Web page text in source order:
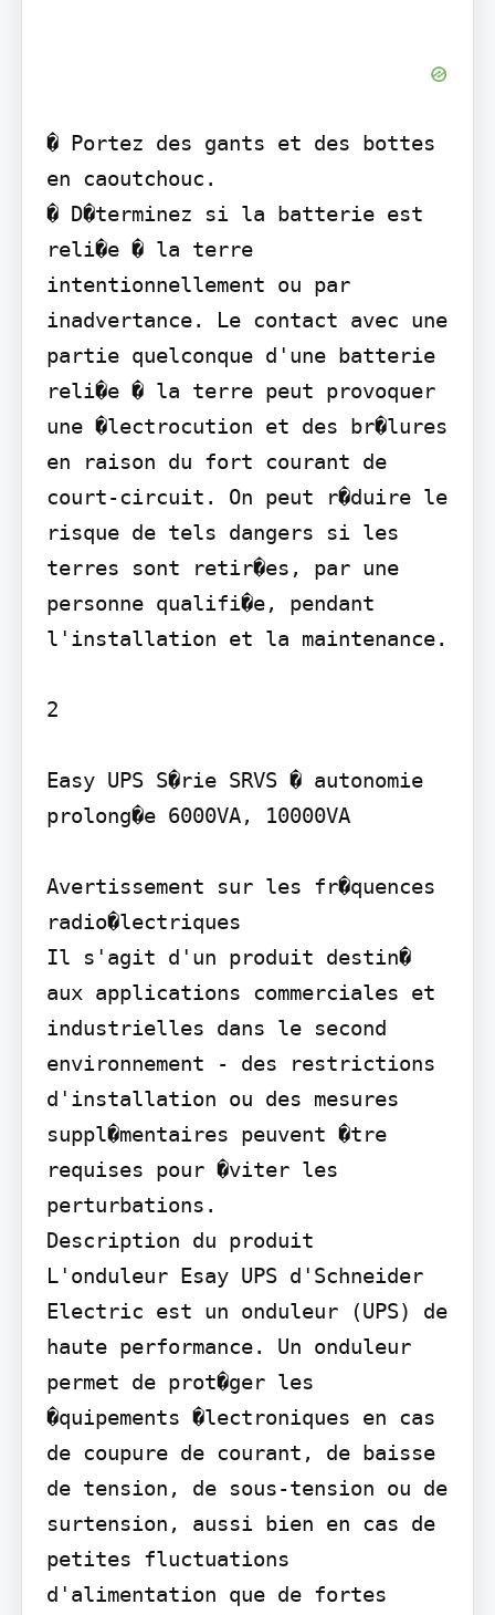
� Portez des gants et des bottes
en caoutchouc.
� D�terminez si la batterie est
reli�e � la terre
intentionnellement ou par
inadvertance. Le contact avec une
partie quelconque d'une batterie
reli�e � la terre peut provoquer
une �lectrocution et des br�lures
en raison du fort courant de
court-circuit. On peut r�duire le
risque de tels dangers si les
terres sont retir�es, par une
personne qualifi�e, pendant
l'installation et la maintenance.
2
Easy UPS S�rie SRVS � autonomie
prolong�e 6000VA, 10000VA
Avertissement sur les fr�quences
radio�lectriques
Il s'agit d'un produit destin�
aux applications commerciales et
industrielles dans le second
environnement - des restrictions
d'installation ou des mesures
suppl�mentaires peuvent �tre
requises pour �viter les
perturbations.
Description du produit
L'onduleur Esay UPS d'Schneider
Electric est un onduleur (UPS) de
haute performance. Un onduleur
permet de prot�ger les
�quipements �lectroniques en cas
de coupure de courant, de baisse
de tension, de sous-tension ou de
surtension, aussi bien en cas de
petites fluctuations
d'alimentation que de fortes